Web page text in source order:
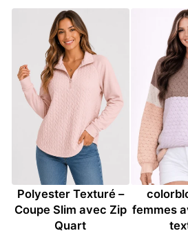
Sweatshirt Femme
Polyester Texturé –
Coupe Slim avec Zip
Quart
Pull
femmes